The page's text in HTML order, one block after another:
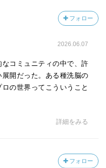
あるのか、捜査本部は慎
襲われ、重傷を負う。
体が不安と緊張に包まれ
内部構造」にあると考え
左右するほどの重圧がか
フォロー
2026.06.07
コミュニティの中で、許
開だった。ある種洗脳の
の世界ってこういうこと
詳細をみる
フォロー